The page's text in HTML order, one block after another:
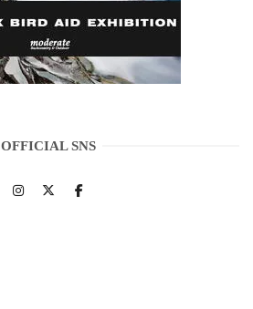
OFFICIAL SNS